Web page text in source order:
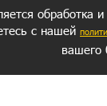
обработка
с нашей
вашего